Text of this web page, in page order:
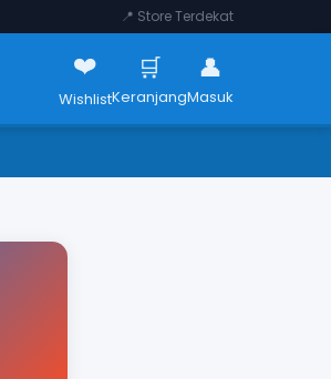
📍 Store Terdekat
❤️
Wishlist
🛒
Keranjang
👤
Masuk